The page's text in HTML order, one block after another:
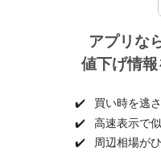
アプリな
値下げ情
✔️
買い時を逃
✔️
高速表示で
✔️
周辺相場が
個人情報保護
ヘルプ・お